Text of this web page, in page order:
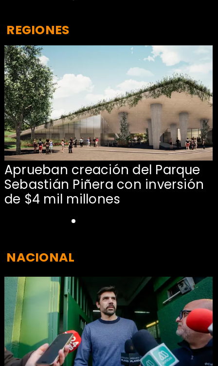
Aprueban creación del Parque
Sebastián Piñera con inversión
de $4 mil millones
REGIONES
NACIONAL